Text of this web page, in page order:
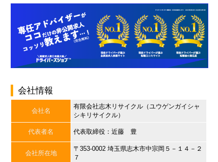
会社情報
会社名
有限会社志木リサイクル（ユウゲンガイシャ
シキリサイクル）
代表者名 代表取締役：近藤 豊
会社所在地
〒353-0002 埼玉県志木市中宗岡５－１４－２
７